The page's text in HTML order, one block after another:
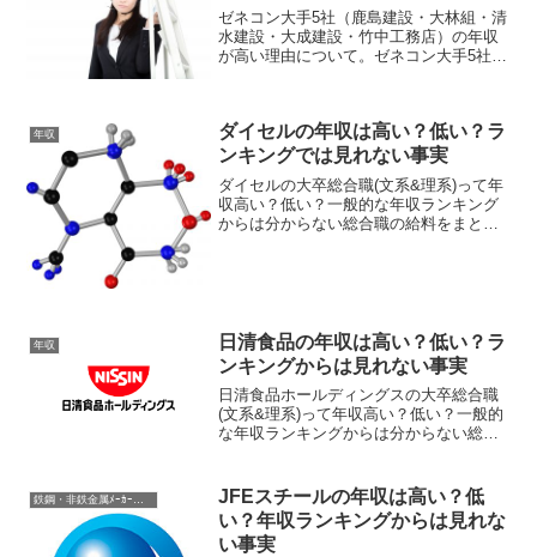
ゼネコン大手5社（鹿島建設・大林組・清
水建設・大成建設・竹中工務店）の年収
が高い理由について。ゼネコン大手5社の
ぜでしょ...
年収
ダイセルの年収は高い？低い？ラ
ンキングでは見れない事実
ダイセルの大卒総合職(文系&理系)って年
収高い？低い？一般的な年収ランキング
からは分からない総合職の給料をまとめ
年収
日清食品の年収は高い？低い？ラ
ンキングからは見れない事実
日清食品ホールディングスの大卒総合職
(文系&理系)って年収高い？低い？一般的
な年収ランキングからは分からない総合
50歳での目安年収と、各役職ごとの目安
年収、...
鉄鋼・非鉄金属ﾒｰｶｰ年収
JFEスチールの年収は高い？低
い？年収ランキングからは見れな
い事実